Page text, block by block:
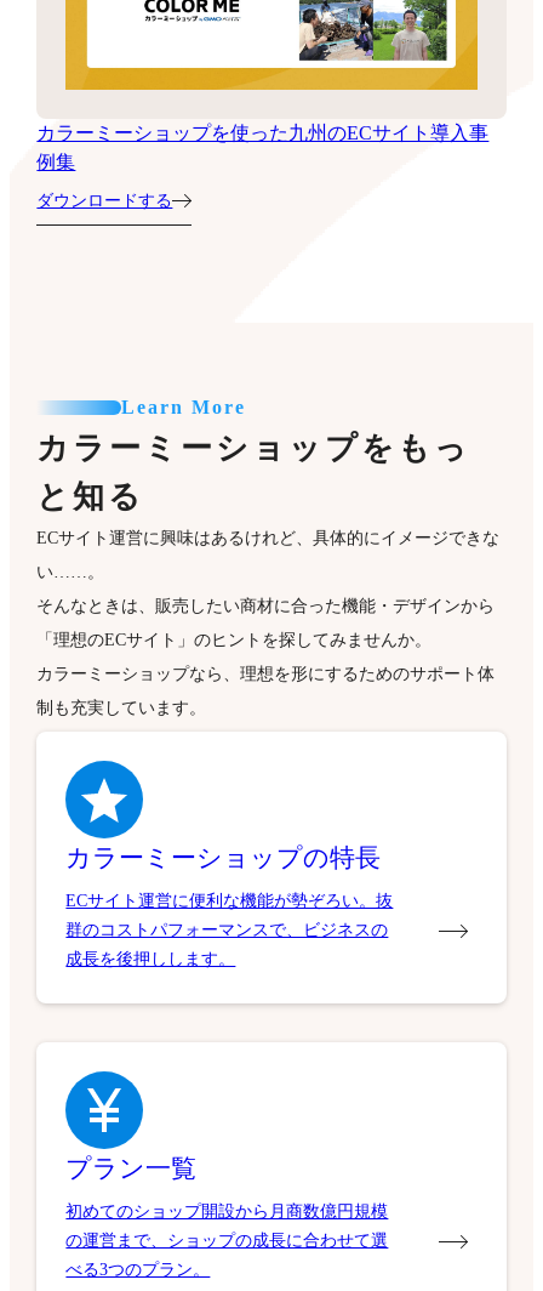
カラーミーショップを使った九州のECサイト導入事
例集
ダウンロードする
Learn More
カラーミーショップをもっ
と知る
ECサイト運営に興味はあるけれど、具体的にイメージできな
い……。
そんなときは、販売したい商材に合った機能・デザインから
「理想のECサイト」のヒントを探してみませんか。
カラーミーショップなら、理想を形にするためのサポート体
制も充実しています。
カラーミーショップの特長
ECサイト運営に便利な機能が勢ぞろい。抜
群のコストパフォーマンスで、ビジネスの
成長を後押しします。
プラン一覧
初めてのショップ開設から月商数億円規模
の運営まで、ショップの成長に合わせて選
べる3つのプラン。